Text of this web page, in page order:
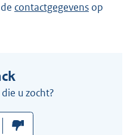
contactgegevens op
u zocht?